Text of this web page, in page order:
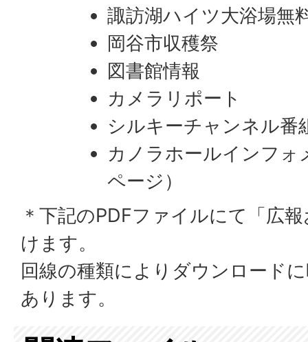
諏訪湖ハイツ大浴場無
岡谷市収穫祭
図書館情報
カメラリポート
シルキーチャンネル番
カノラホールインフ
ページ）
＊下記のPDFファイルにて「広
けます。
回線の種類によりダウンロード
あります。